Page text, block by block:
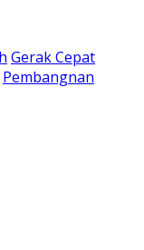
Gerak Cepat
Pembangnan